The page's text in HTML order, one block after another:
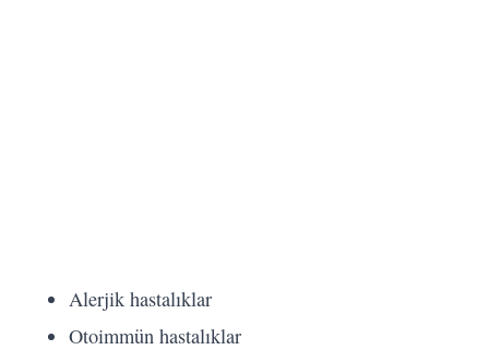
Alerjik hastalıklar
Otoimmün hastalıklar